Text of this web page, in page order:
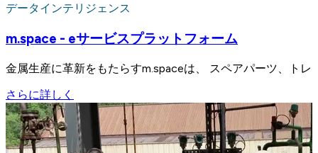
データインテリジェンス
m.space - eサービスプラットフォーム
金属生産に革新をもたらすm.spaceは、 スペアパーツ、ト
さらに詳しく